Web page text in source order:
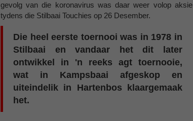
gevolg van die koronavirus was daar weer volop aksie
tydens die Stilbaai Touchies op 26 Desember.
Die heel eerste toernooi was in 1978 in
Stilbaai en vandaar het dit later
ontwikkel in 'n reeks agt toernooie,
wat in Kampsbaai afgeskop en
uiteindelik in Hartenbos klaargemaak
het.